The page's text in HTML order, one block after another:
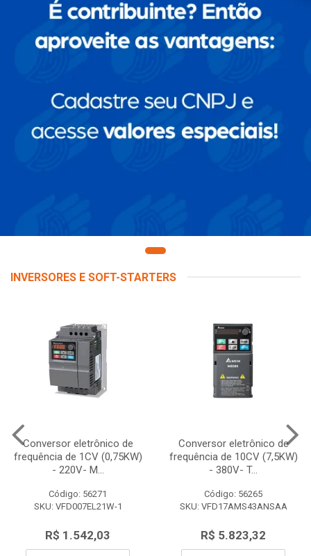
INVERSORES E SOFT-STARTERS
Conversor eletrônico de
frequência de 1CV (0,75KW)
- 220V- M...
Código: 56271
SKU: VFD007EL21W-1
R$ 1.542,03
Conversor eletrônico de
frequência de 10CV (7,5KW)
- 380V- T...
Código: 56265
SKU: VFD17AMS43ANSAA
R$ 5.823,32